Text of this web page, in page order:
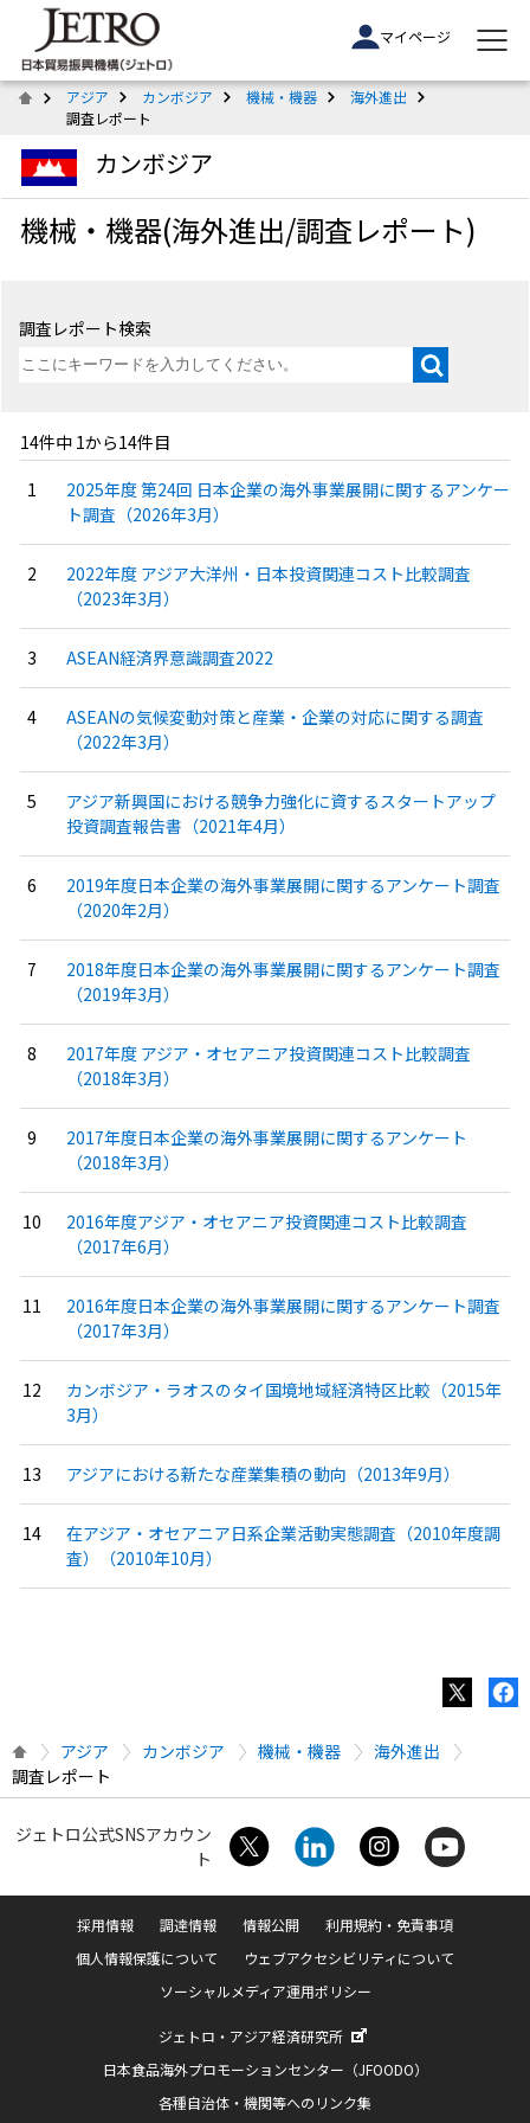
マイページ
アジア カンボジア 機械・機器
海外進出
調査レポート
カンボジア
機械・機器(海外進出/調査レポート)
調査レポート検索
14件中 1から14件目
2025年度 第24回 日本企業の海外事業展開に関するアンケー
ト調査（2026年3月）
2022年度 アジア大洋州・日本投資関連コスト比較調査
（2023年3月）
ASEAN経済界意識調査2022
ASEANの気候変動対策と産業・企業の対応に関する調査
（2022年3月）
アジア新興国における競争力強化に資するスタートアップ
投資調査報告書（2021年4月）
2019年度日本企業の海外事業展開に関するアンケート調査
（2020年2月）
2018年度日本企業の海外事業展開に関するアンケート調査
（2019年3月）
2017年度 アジア・オセアニア投資関連コスト比較調査
（2018年3月）
2017年度日本企業の海外事業展開に関するアンケート
（2018年3月）
2016年度アジア・オセアニア投資関連コスト比較調査
（2017年6月）
2016年度日本企業の海外事業展開に関するアンケート調査
（2017年3月）
カンボジア・ラオスのタイ国境地域経済特区比較（2015年
3月）
アジアにおける新たな産業集積の動向（2013年9月）
在アジア・オセアニア日系企業活動実態調査（2010年度調
査）（2010年10月）
アジア カンボジア 機械・機器
海外進出
調査レポート
ジェトロ公式SNSアカウン
ト
採用情報 調達情報 情報公開
利用規約・免責事項
個人情報保護について
ウェブアクセシビリティについて
ソーシャルメディア運用ポリシー
ジェトロ・アジア経済研究所
日本食品海外プロモーションセンター（JFOODO）
各種自治体・機関等へのリンク集